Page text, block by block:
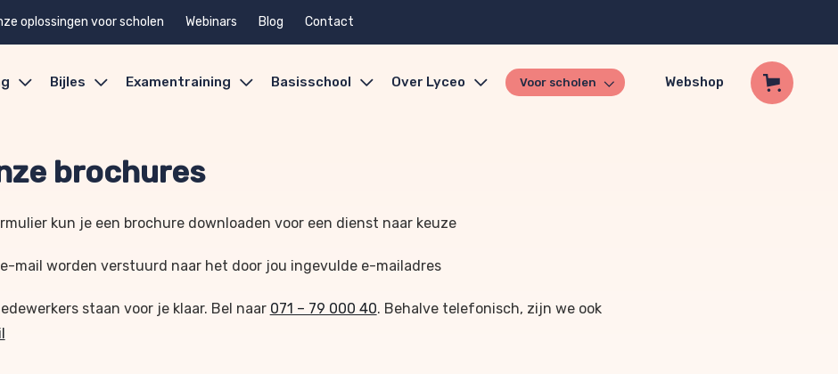
oplossingen voor scholen Webinars Blog Contact
Bijles Examentraining Basisschool Over Lyceo Voor scholen Webshop
brochures
kun je een brochure downloaden voor een dienst naar keuze
mail worden verstuurd naar het door jou ingevulde e-mailadres
staan voor je klaar. Bel naar 071 – 79 000 40. Behalve telefonisch, zijn we ook